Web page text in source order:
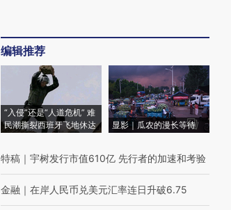
编辑推荐
“入侵”还是“人道危机” 难
民潮撕裂西班牙飞地休达
显影｜瓜农的漫长等待
特稿 ｜ 宇树发行市值610亿 先行者的加速和考验
金融 ｜ 在岸人民币兑美元汇率连日升破6.75